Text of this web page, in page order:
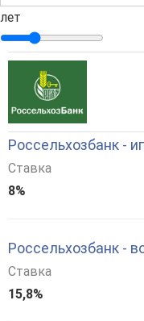
лет
Россельхозбанк -
Ставка
8%
Россельхозбанк -
Ставка
15,8%